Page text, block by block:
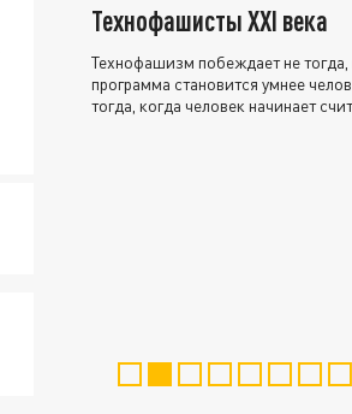
Технофашисты XXI века
Технофашизм побеждает не тогда,
программа становится умнее
тогда, когда человек начинает